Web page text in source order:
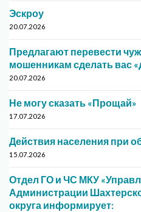
Эскроу
20.07.2026
Предлагают перевести
мошенникам сделать вас
20.07.2026
Не могу сказать «Прощай»
17.07.2026
Действия населения при
15.07.2026
Отдел ГО и ЧС МКУ
Администрации
округа информирует: